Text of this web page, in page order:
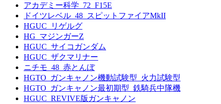
アカデミー科学_72_F15E
ドイツレベル_48_スピットファイアMkII
HGUC_リゲルグ
HG_マジンガーZ
HGUC_サイコガンダム
HGUC_ザクマリナー
ニチモ_48_赤とんぼ
HGTO_ガンキャノン機動試験型_火力試験型
HGTO_ガンキャノン最初期型_鉄騎兵中隊機
HGUC_REVIVE版ガンキャノン